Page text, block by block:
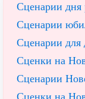
Сценарии дня
Сценарии
Сценарии для
Сценки на
Сценарии